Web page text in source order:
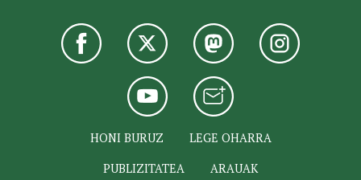
HONI BURUZ
LEGE OHARRA
PUBLIZITATEA
ARAUAK